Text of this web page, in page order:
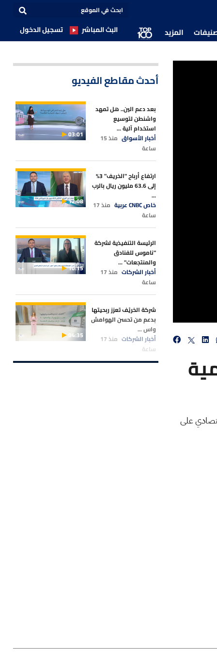
المزيد البث المباشر تسجيل الدخول
على
أحدث مقاطع الفيديو
بعد دعم الين.. هل تمهد
واشنطن لتوسيع
استخدام آلية ...
أخبار الأسواق
منذ 15
ساعة
03:01
ارتفاع أرباح "الخريف" 3%
إلى 63.6 مليون ريال بالرب
...
خاص CNBC عربية
منذ 17
ساعة
12:08
الرئيسة التنفيذية لشركة
"ناموس للفنادق
والمنتجعات" ...
أخبار الشركات
منذ 17
ساعة
10:15
شركة الخريّف تعزز ربحيتها
بدعم من تحسن الهوامش
واس ...
أخبار الشركات
منذ 17
ساعة
04:35